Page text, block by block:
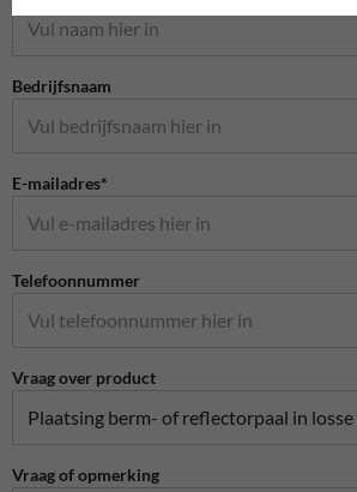
Bedrijfsnaam
E-mailadres*
Telefoonnummer
Vraag over product
Vraag of opmerking